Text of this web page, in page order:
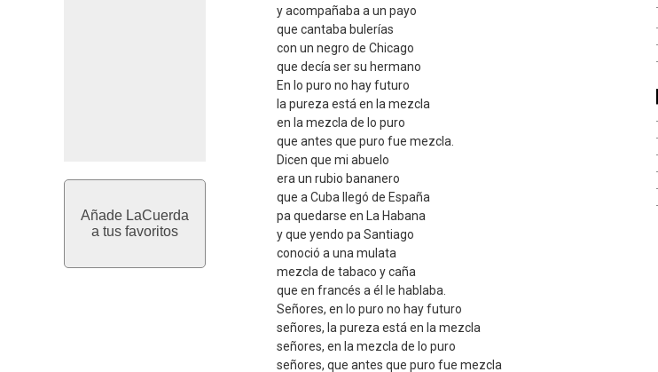
Añade LaCuerda
a tus favoritos
y acompañaba a un payo
que cantaba bulerías
con un negro de Chicago
que decía ser su hermano
En lo puro no hay futuro
la pureza está en la mezcla
en la mezcla de lo puro
que antes que puro fue mezcla.
Dicen que mi abuelo
era un rubio bananero
que a Cuba llegó de España
pa quedarse en La Habana
y que yendo pa Santiago
conoció a una mulata
mezcla de tabaco y caña
que en francés a él le hablaba.
Señores, en lo puro no hay futuro
señores, la pureza está en la mezcla
señores, en la mezcla de lo puro
señores, que antes que puro fue mezcla